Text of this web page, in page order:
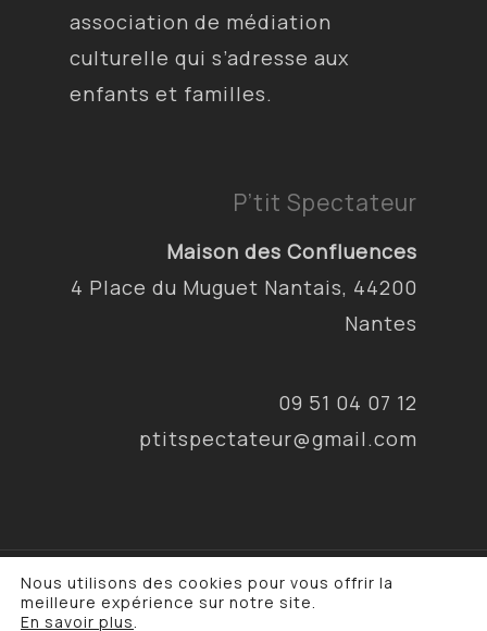
association de médiation
culturelle qui s’adresse aux
enfants et familles.
P’tit Spectateur
Maison des Confluences
4 Place du Muguet Nantais, 44200
Nantes
09 51 04 07 12
ptitspectateur@gmail.com
© 2026 P'tit Spectateur & Cie. •Mentions
légales•Politique de confidentialité
Nous utilisons des cookies pour vous offrir la
meilleure expérience sur notre site.
En savoir plus.